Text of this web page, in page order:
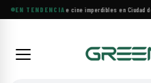
EN TENDENCIA
Cuatro festivales de cine imperdibles en Ciudad de